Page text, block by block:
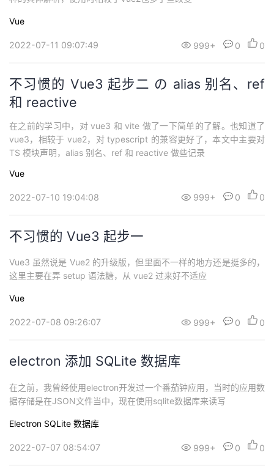
Vue
2022-07-11 09:07:49 999+ 0 0
不习惯的 Vue3 起步二 の alias 别名、ref
和 reactive
在之前的学习中，对 vue3 和 vite 做了一下简单的了解。也知道了
vue3，相较于 vue2，对 typescript 的兼容更好了，本文中主要对
TS 模块声明，alias 别名、ref 和 reactive 做些记录
Vue
2022-07-10 19:04:08 999+ 0 0
不习惯的 Vue3 起步一
Vue3 虽然说是 Vue2 的升级版，但里面不一样的地方还是挺多的，
这里主要在弄 setup 语法糖，从 vue2 过来好不适应
Vue
2022-07-08 09:26:07 999+ 0 0
electron 添加 SQLite 数据库
在之前，我曾经使用electron开发过一个番茄钟应用，当时的应用数
据存储是在JSON文件当中，现在使用sqlite数据库来读写
Electron SQLite 数据库
2022-07-07 08:54:07 999+ 0 0